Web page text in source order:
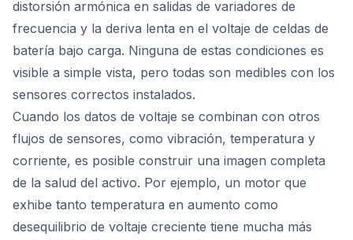
distorsión armónica en salidas de variadores de
frecuencia y la deriva lenta en el voltaje de celdas de
batería bajo carga. Ninguna de estas condiciones es
visible a simple vista, pero todas son medibles con los
sensores correctos instalados.
Cuando los datos de voltaje se combinan con otros
flujos de sensores, como vibración, temperatura y
corriente, es posible construir una imagen completa
de la salud del activo. Por ejemplo, un motor que
exhibe tanto temperatura en aumento como
desequilibrio de voltaje creciente tiene mucha más